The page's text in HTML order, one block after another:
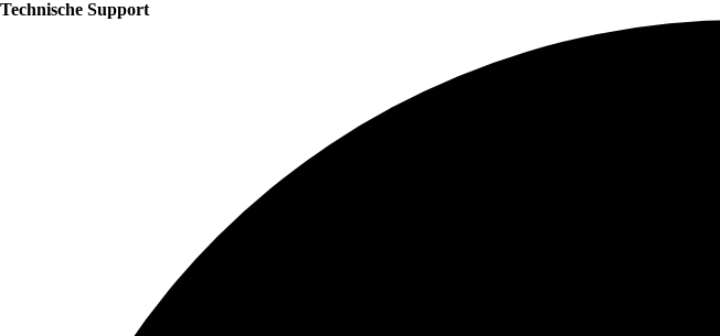
Technische Support